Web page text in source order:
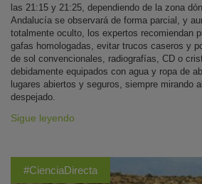
las 21:15 y 21:25, dependiendo de la zona
Andalucía se observará de forma parcial, y
totalmente oculto, los expertos recomiendan
gafas homologadas, evitar trucos caseros y
de sol convencionales, radiografías, CD o
debidamente equipados con agua y ropa de
lugares abiertos y seguros, siempre mirando
despejado.
Sigue leyendo
#CienciaDirecta